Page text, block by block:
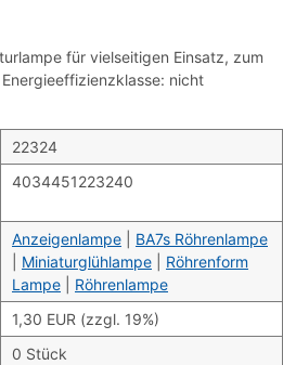
für vielseitigen Einsatz, zum
nicht
22324
4034451223240
Anzeigenlampe
BA7s Röhrenlampe
Miniaturglühlampe
Röhrenform
Lampe
Röhrenlampe
1,30 EUR (zzgl. 19%)
0 Stück